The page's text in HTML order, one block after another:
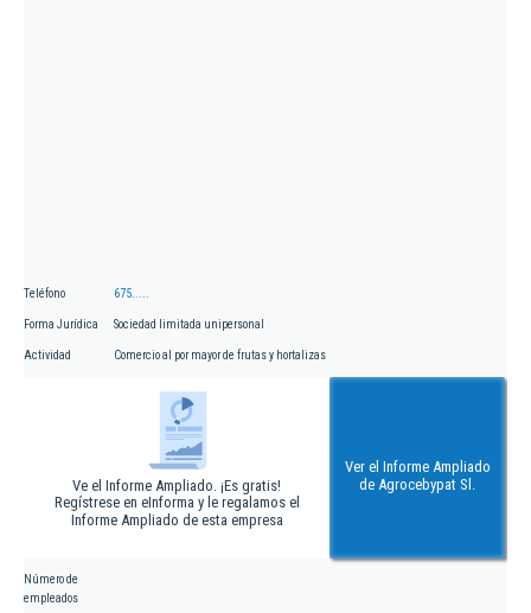
Teléfono 675.....
Forma Jurídica Sociedad limitada unipersonal
Actividad Comercio al por mayor de frutas y hortalizas
Ve el Informe Ampliado. ¡Es gratis!
Regístrese en eInforma y le regalamos el
Informe Ampliado de esta empresa
Ver el Informe Ampliado
de Agrocebypat Sl.
Número de
empleados